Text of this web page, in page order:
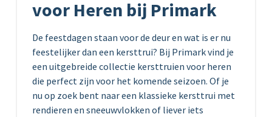
voor Heren bij Primark
De feestdagen staan voor de deur en wat is er nu
feestelijker dan een kersttrui? Bij Primark vind je
een uitgebreide collectie kersttruien voor heren
die perfect zijn voor het komende seizoen. Of je
nu op zoek bent naar een klassieke kersttrui met
rendieren en sneeuwvlokken of liever iets